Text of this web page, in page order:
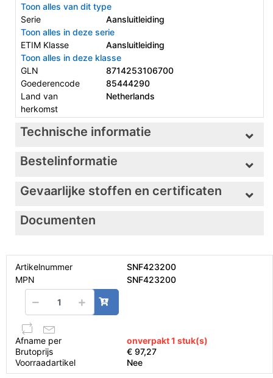
Toon alles van dit type
Serie
Aansluitleiding
Toon alles in deze serie
ETIM Klasse
Aansluitleiding
Toon alles in deze klasse
GLN
8714253106700
Goederencode
85444290
Land van
herkomst
Netherlands
Technische informatie
Bestelinformatie
Gevaarlijke stoffen en certificaten
Documenten
Artikelnummer
SNF423200
MPN
SNF423200
Afname per
onverpakt 1 stuk(s)
Brutoprijs
€ 97,27
Voorraadartikel
Nee